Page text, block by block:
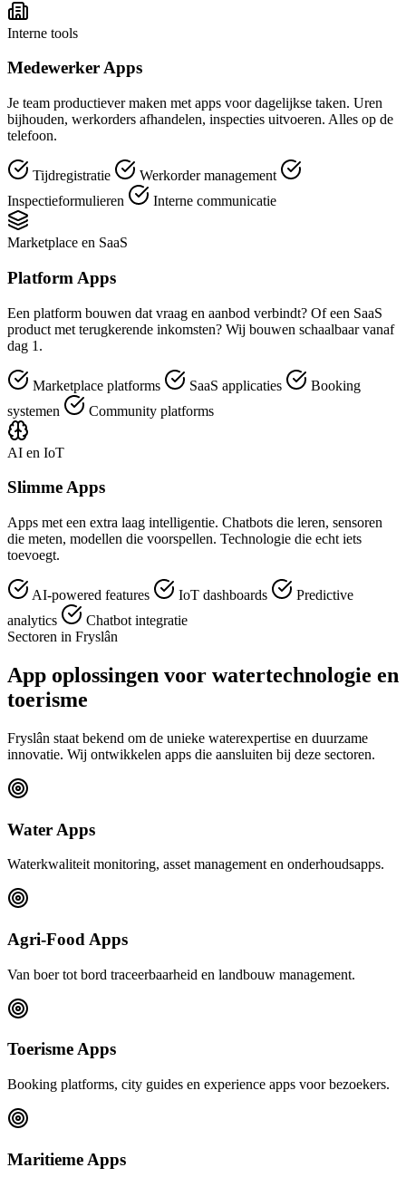
Interne tools
Medewerker Apps
Je team productiever maken met apps voor dagelijkse taken. Uren
bijhouden, werkorders afhandelen, inspecties uitvoeren. Alles op de
telefoon.
Tijdregistratie
Werkorder management
Inspectieformulieren
Interne communicatie
Marketplace en SaaS
Platform Apps
Een platform bouwen dat vraag en aanbod verbindt? Of een SaaS
product met terugkerende inkomsten? Wij bouwen schaalbaar vanaf
dag 1.
Marketplace platforms SaaS applicaties
Booking
systemen
Community platforms
AI en IoT
Slimme Apps
Apps met een extra laag intelligentie. Chatbots die leren, sensoren
die meten, modellen die voorspellen. Technologie die echt iets
toevoegt.
AI-powered features IoT dashboards
Predictive
analytics
Chatbot integratie
Sectoren in Fryslân
App oplossingen voor watertechnologie en
toerisme
Fryslân staat bekend om de unieke waterexpertise en duurzame
innovatie. Wij ontwikkelen apps die aansluiten bij deze sectoren.
Water Apps
Waterkwaliteit monitoring, asset management en onderhoudsapps.
Agri-Food Apps
Van boer tot bord traceerbaarheid en landbouw management.
Toerisme Apps
Booking platforms, city guides en experience apps voor bezoekers.
Maritieme Apps